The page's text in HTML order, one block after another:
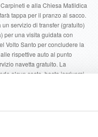
e alla Chiesa Matildica
tappa per il pranzo al sacco.
servizio di transfer (gratuito)
per una visita guidata con
Volto Santo per concludere la
rispettive auto al punto
navetta gratuito. La
alcun costo, basta iscriversi,
Ogni singolo appuntamento è
del Volto Santo passa, in
dei due blogger australiani
del sito britannico